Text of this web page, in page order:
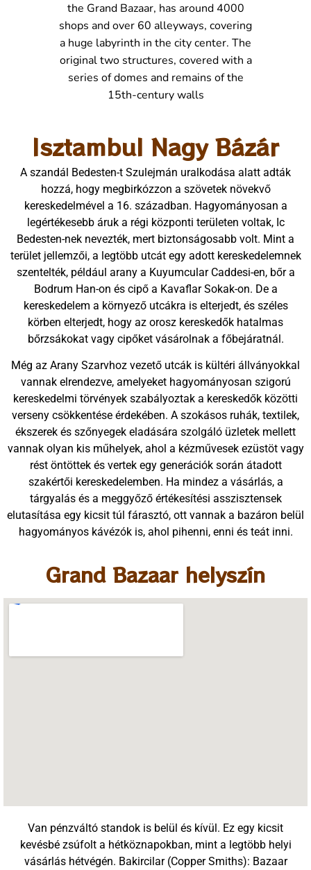
the Grand Bazaar, has around 4000
shops and over 60 alleyways, covering
a huge labyrinth in the city center. The
original two structures, covered with a
series of domes and remains of the
15th-century walls
Isztambul Nagy Bázár
A szandál Bedesten-t Szulejmán uralkodása alatt adták
hozzá, hogy megbirkózzon a szövetek növekvő
kereskedelmével a 16. században. Hagyományosan a
legértékesebb áruk a régi központi területen voltak, Ic
Bedesten-nek nevezték, mert biztonságosabb volt. Mint a
terület jellemzői, a legtöbb utcát egy adott kereskedelemnek
szentelték, például arany a Kuyumcular Caddesi-en, bőr a
Bodrum Han-on és cipő a Kavaflar Sokak-on. De a
kereskedelem a környező utcákra is elterjedt, és széles
körben elterjedt, hogy az orosz kereskedők hatalmas
bőrzsákokat vagy cipőket vásárolnak a főbejáratnál.
Még az Arany Szarvhoz vezető utcák is kültéri állványokkal
vannak elrendezve, amelyeket hagyományosan szigorú
kereskedelmi törvények szabályoztak a kereskedők közötti
verseny csökkentése érdekében. A szokásos ruhák, textilek,
ékszerek és szőnyegek eladására szolgáló üzletek mellett
vannak olyan kis műhelyek, ahol a kézművesek ezüstöt vagy
rést öntöttek és vertek egy generációk során átadott
szakértői kereskedelemben. Ha mindez a vásárlás, a
tárgyalás és a meggyőző értékesítési asszisztensek
elutasítása egy kicsit túl fárasztó, ott vannak a bazáron belül
hagyományos kávézók is, ahol pihenni, enni és teát inni.
Grand Bazaar helyszín
Van pénzváltó standok is belül és kívül. Ez egy kicsit
kevésbé zsúfolt a hétköznapokban, mint a legtöbb helyi
vásárlás hétvégén. Bakircilar (Copper Smiths): Bazaar